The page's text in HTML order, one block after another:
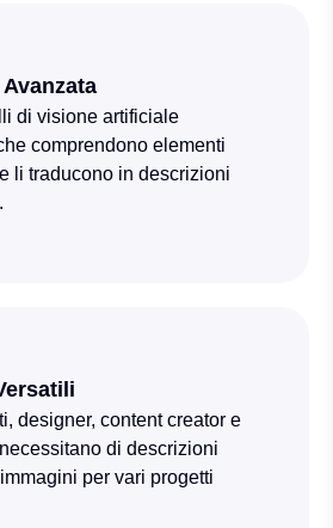
di visione artificiale
comprendono elementi
li traducono in descrizioni
designer, content creator e
di descrizioni
per vari progetti